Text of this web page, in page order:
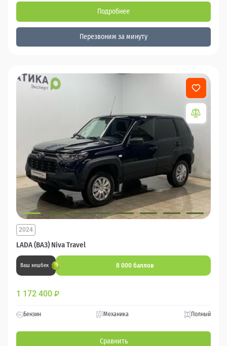
Подробнее
Перезвоним за минуту
LADA (ВАЗ) Niva Travel
2024
Ваш кешбек 8 000 баллов
1 172 400 ₽
Бензин Механика Полный
Сравнить